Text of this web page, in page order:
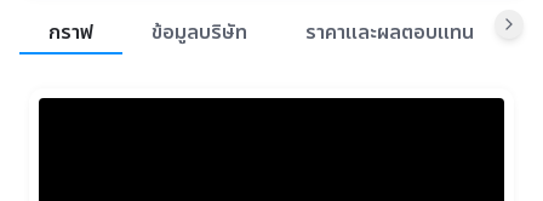
กราฟ
ข้อมูลบริษัท ราคาและผลตอบแทน